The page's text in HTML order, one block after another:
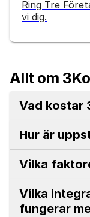
Ring Tre
vi dig.
Allt om
Vad kostar
Hur är
Vilka
Vilka
fungerar